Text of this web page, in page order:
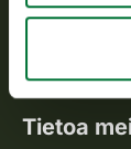
Tietoa